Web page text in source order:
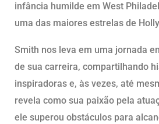
infância humilde em West
uma das maiores estrelas de
Smith nos leva em uma jornada
de sua carreira, compartilhando
inspiradoras e, às vezes, até
revela como sua paixão pela
ele superou obstáculos para